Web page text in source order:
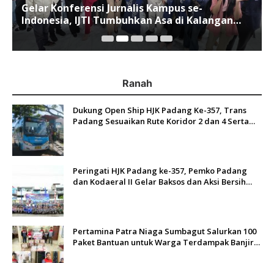
Gelar Konferensi Jurnalis Kampus se-
Indonesia, IJTI Tumbuhkan Asa di Kalangan
Jurnalis Muda di Era Disruspi Digital
Ranah
Dukung Open Ship HJK Padang Ke-357, Trans
Padang Sesuaikan Rute Koridor 2 dan 4 Serta
Peringati HJK Padang ke-357, Pemko Padang
dan Kodaeral II Gelar Baksos dan Aksi Bersih
Pertamina Patra Niaga Sumbagut Salurkan 100
Paket Bantuan untuk Warga Terdampak Banjir